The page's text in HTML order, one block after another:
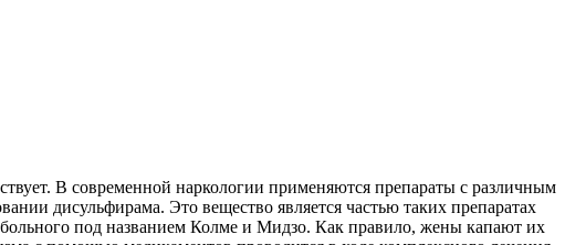
В современной наркологии применяются препараты с различным
дисульфирама. Это вещество является частью таких препаратах
под названием Колме и Мидзо. Как правило, жены капают их